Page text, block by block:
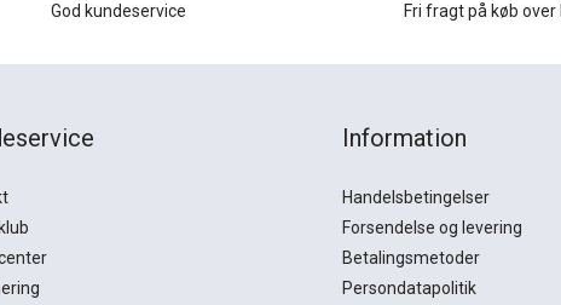
God kundeservice Fri fragt på køb over
Information
Handelsbetingelser
Forsendelse og levering
Betalingsmetoder
Persondatapolitik